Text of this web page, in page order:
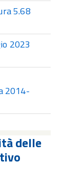
5.68
2023
2014-
delle